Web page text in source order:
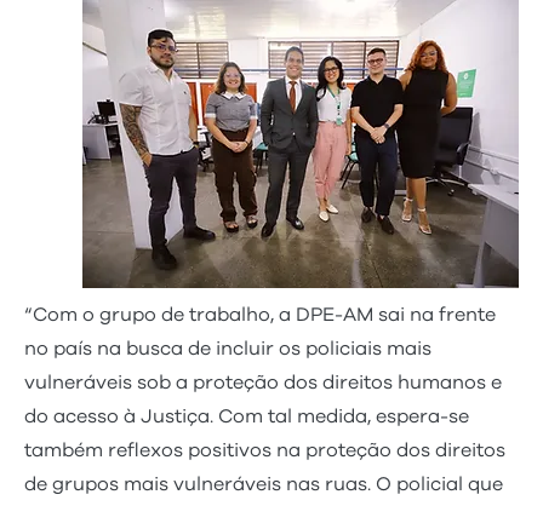
“Com o grupo de trabalho, a DPE-AM sai na frente
no país na busca de incluir os policiais mais
vulneráveis sob a proteção dos direitos humanos e
do acesso à Justiça. Com tal medida, espera-se
também reflexos positivos na proteção dos direitos
de grupos mais vulneráveis nas ruas. O policial que